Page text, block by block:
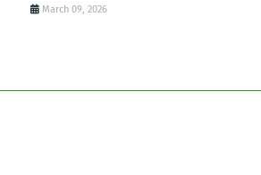
March 09, 2026